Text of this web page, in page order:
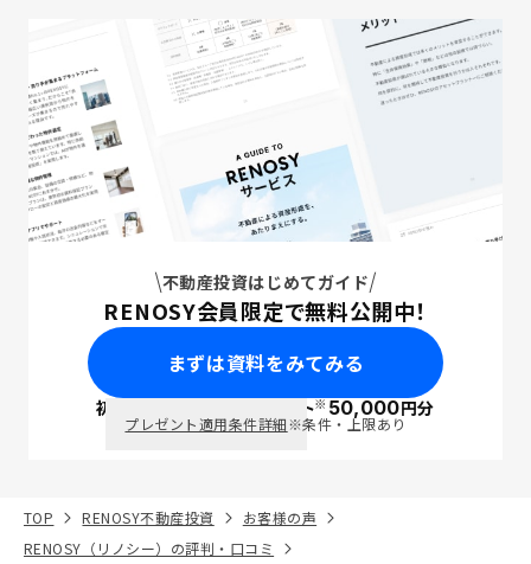
不動産投資はじめてガイド
RENOSY会員限定で無料公開中！
まずは資料をみてみる
初回面談で ポイント※50,000円分
プレゼント適用条件詳細※条件・上限あり
TOP RENOSY不動産投資
お客様の声
RENOSY（リノシー）の評判・口コミ